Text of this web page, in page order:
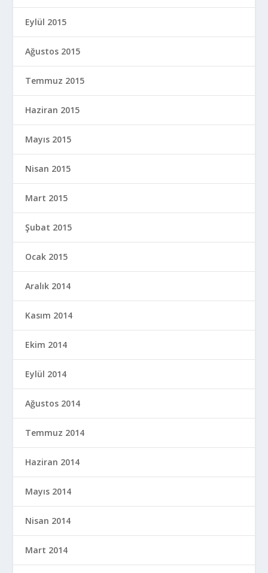
Eylül 2015
Ağustos 2015
Temmuz 2015
Haziran 2015
Mayıs 2015
Nisan 2015
Mart 2015
Şubat 2015
Ocak 2015
Aralık 2014
Kasım 2014
Ekim 2014
Eylül 2014
Ağustos 2014
Temmuz 2014
Haziran 2014
Mayıs 2014
Nisan 2014
Mart 2014